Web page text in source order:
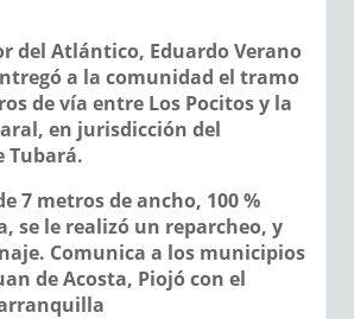
del Atlántico, Eduardo Verano
a la comunidad el tramo
de vía entre Los Pocitos y la
en jurisdicción del
Tubará.
7 metros de ancho, 100 %
se le realizó un reparcheo, y
Comunica a los municipios
de Acosta, Piojó con el